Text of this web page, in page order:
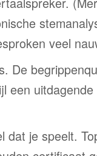
veel
De
een
dat je speelt.